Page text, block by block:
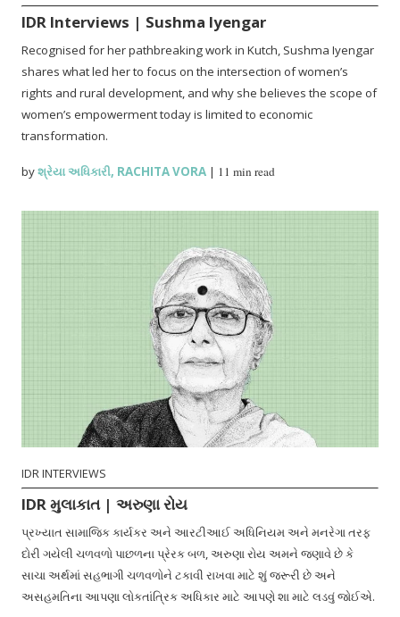
IDR Interviews | Sushma Iyengar
Recognised for her pathbreaking work in Kutch, Sushma Iyengar
shares what led her to focus on the intersection of women’s
rights and rural development, and why she believes the scope of
women’s empowerment today is limited to economic
transformation.
byશ્રેયા અધિકારી, RACHITA VORA | 11 min read
IDR INTERVIEWS
IDR મુલાકાત | અરુણા રોય
પ્રખ્યાત સામાજિક કાર્યકર અને આરટીઆઈ અધિનિયમ અને મનરેગા તરફ
દોરી ગયેલી ચળવળો પાછળના પ્રેરક બળ, અરુણા રોય અમને જણાવે છે કે
સાચા અર્થમાં સહભાગી ચળવળોને ટકાવી રાખવા માટે શું જરૂરી છે અને
અસહમતિના આપણા લોકતાંત્રિક અધિકાર માટે આપણે શા માટે લડવું જોઈએ.